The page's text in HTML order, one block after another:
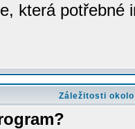
která potřebné
Záležitosti